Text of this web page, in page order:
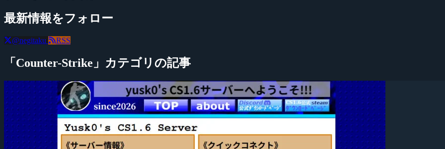
最新情報をフォロー
@negitaku RSS
「Counter-Strike」カテゴリの記事